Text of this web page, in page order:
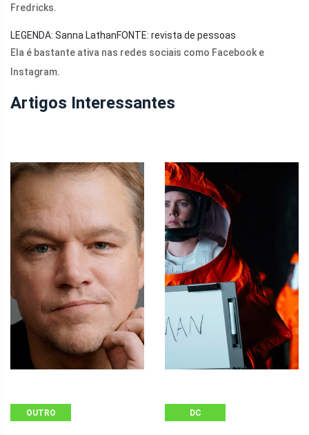
Fredricks.
LEGENDA: Sanna LathanFONTE: revista de pessoas
Ela é bastante ativa nas redes sociais como Facebook e
Instagram.
Artigos Interessantes
OUTRO DC